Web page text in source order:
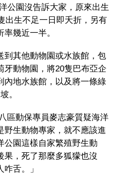
公園沒告訴大家，原來出生
出生不足一日即夭折，另有
幾近一半。
到其他動物園或水族館，包
牙動物園，將20隻巴布亞企
內地水族館，以及將一條綠
。
區動保專員麥志豪質疑海洋
野生動物專家，就不應該進
公園這樣自家繁殖野生動
果，死了那麼多狐獴也沒
舌。」